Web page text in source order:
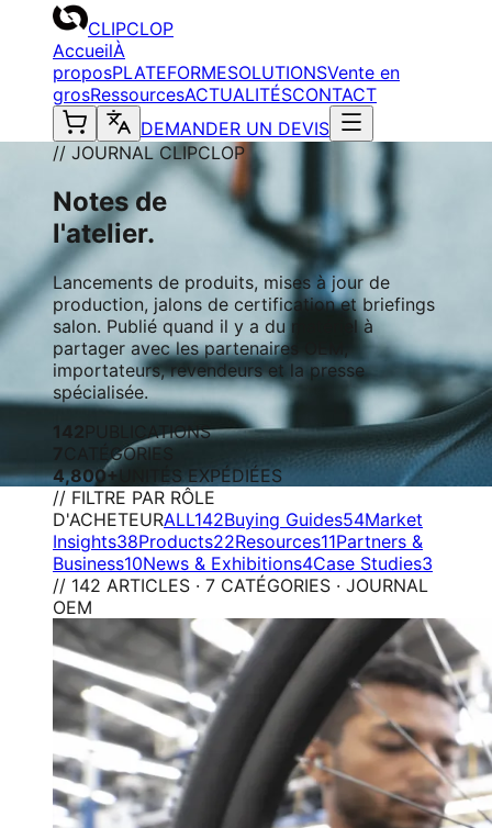
CLIPCLOP
AccueilÀ
proposPLATEFORMESOLUTIONSVente en
grosRessourcesACTUALITÉSCONTACT
DEMANDER UN DEVIS
// JOURNAL CLIPCLOP
Notes de
l'atelier.
Lancements de produits, mises à jour de
production, jalons de certification et briefings
salon. Publié quand il y a du matériel à
partager avec les partenaires OEM,
importateurs, revendeurs et la presse
spécialisée.
142
PUBLICATIONS
CATÉGORIES
4,800+UNITÉS EXPÉDIÉES
// FILTRE PAR RÔLE
D'ACHETEURALL142Buying Guides54Market
Insights38Products22Resources11Partners &
Business10News & Exhibitions4Case Studies3
// 142 ARTICLES · 7 CATÉGORIES · JOURNAL
OEM